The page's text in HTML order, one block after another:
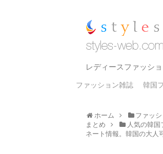
レディースファッシ
ファッション雑誌 韓国
ホーム ファッ
まとめ
人気の韓
ネート情報。韓国の大人